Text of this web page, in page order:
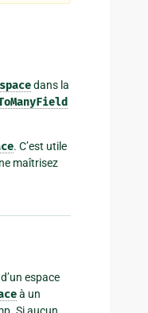
dans la
. C’est utile
maîtrisez
espace
à un
Si aucun